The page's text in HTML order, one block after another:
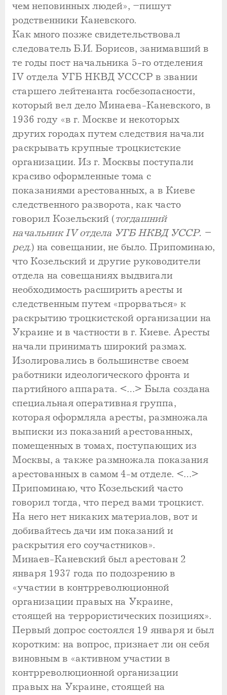
чем неповинных людей», –пишут
родственники Каневского.
Как много позже свидетельствовал
следователь Б.И. Борисов, занимавший в
те годы пост начальника 5-го отделения
IV отдела УГБ НКВД УСССР в звании
старшего лейтенанта госбезопасности,
который вел дело Минаева-Каневского, в
1936 году «в г. Москве и некоторых
других городах путем следствия начали
раскрывать крупные троцкистские
организации. Из г. Москвы поступали
красиво оформленные тома с
показаниями арестованных, а в Киеве
следственного разворота, как часто
говорил Козельский (тогдашний
начальник IV отдела УГБ НКВД УССР. –
ред.) на совещании, не было. Припоминаю,
что Козельский и другие руководители
отдела на совещаниях выдвигали
необходимость расширить аресты и
следственным путем «прорваться» к
раскрытию троцкистской организации на
Украине и в частности в г. Киеве. Аресты
начали принимать широкий размах.
Изолировались в большинстве своем
работники идеологического фронта и
партийного аппарата. <…> Была создана
специальная оперативная группа,
которая оформляла аресты, размножала
выписки из показаний арестованных,
помещенных в томах, поступающих из
Москвы, а также размножала показания
арестованных в самом 4-м отделе. <…>
Припоминаю, что Козельский часто
говорил тогда, что перед вами троцкист.
На него нет никаких материалов, вот и
добивайтесь дачи им показаний и
раскрытия его соучастников».
Минаев-Каневский был арестован 2
января 1937 года по подозрению в
«участии в контрреволюционной
организации правых на Украине,
стоящей на террористических позициях».
Первый допрос состоялся 19 января и был
коротким: на вопрос, признает ли он себя
виновным в «активном участии в
контрреволюционной организации
правых на Украине, стоящей на